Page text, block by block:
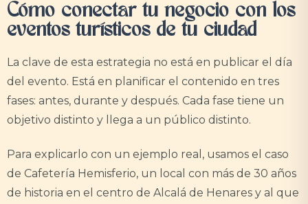
Cómo conectar tu negocio con los
eventos turísticos de tu ciudad
La clave de esta estrategia no está en publicar el día
del evento. Está en planificar el contenido en tres
fases: antes, durante y después. Cada fase tiene un
objetivo distinto y llega a un público distinto.
Para explicarlo con un ejemplo real, usamos el caso
de Cafetería Hemisferio, un local con más de 30 años
de historia en el centro de Alcalá de Henares y al que